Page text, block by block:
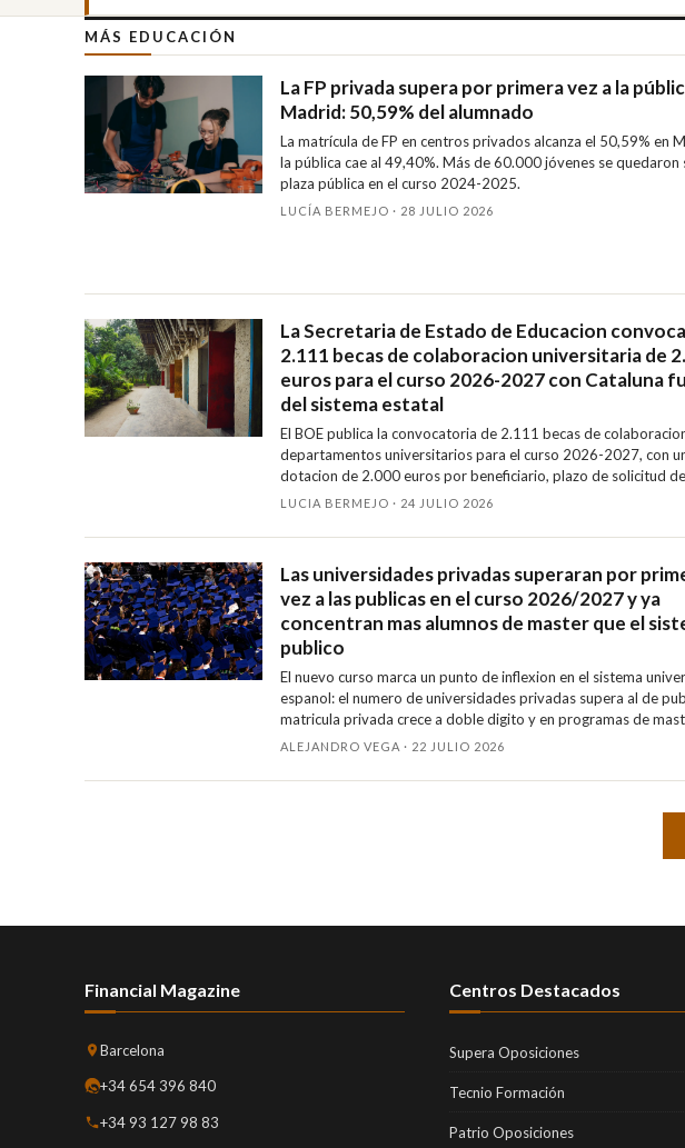
MÁS EDUCACIÓN
La FP privada supera por primera vez a la
Madrid: 50,59% del alumnado
La matrícula de FP en centros privados alcanza el 50,59% en
la pública cae al 49,40%. Más de 60.000 jóvenes se quedaron
plaza pública en el curso 2024-2025.
LUCÍA BERMEJO · 28 JULIO 2026
La Secretaria de Estado de Educacion convoca
2.111 becas de colaboracion universitaria de
euros para el curso 2026-2027 con Cataluna
del sistema estatal
El BOE publica la convocatoria de 2.111 becas de
departamentos universitarios para el curso 2026-2027, con
dotacion de 2.000 euros por beneficiario, plazo de solicitud
julio al 22 de septiembre y notas medias exigidas de entre
LUCIA BERMEJO · 24 JULIO 2026
Las universidades privadas superaran por
vez a las publicas en el curso 2026/2027 y ya
concentran mas alumnos de master que el
publico
El nuevo curso marca un punto de inflexion en el sistema
espanol: el numero de universidades privadas supera al de
matricula privada crece a doble digito y en programas de
ensenanza privada ya es mayoritaria, segun datos de
ALEJANDRO VEGA · 22 JULIO 2026
Financial Magazine
Barcelona
+34 654 396 840
+34 93 127 98 83
Centros Destacados
Supera Oposiciones
Tecnio Formación
Patrio Oposiciones